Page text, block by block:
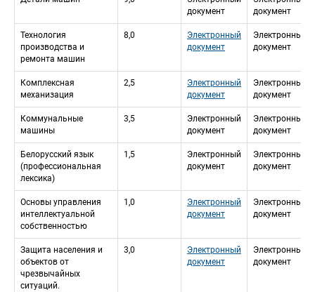
документ
документ
Технология
производства и
ремонта машин
8,0
Электронный
документ
Электронный
документ
Комплексная
механизация
2,5
Электронный
документ
Электронный
документ
Коммунальные
машины
3,5
Электронный
документ
Электронный
документ
Белорусский язык
(профессиональная
лексика)
1,5
Электронный
документ
Электронный
документ
Основы управления
интеллектуальной
собственностью
1,0
Электронный
документ
Электронный
документ
Защита населения и
объектов от
чрезвычайных
ситуаций.
3,0
Электронный
документ
Электронный
документ